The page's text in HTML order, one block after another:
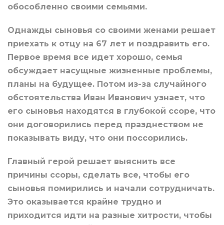
обособленно своими семьями.
Однажды сыновья со своими женами решает
приехать к отцу на 67 лет и поздравить его.
Первое время все идет хорошо, семья
обсуждает насущные жизненные проблемы,
планы на будущее. Потом из-за случайного
обстоятельства Иван Иванович узнает, что
его сыновья находятся в глубокой ссоре, что
они договорились перед празднеством не
показывать виду, что они поссорились.
Главный герой решает выяснить все
причины ссоры, сделать все, чтобы его
сыновья помирились и начали сотрудничать.
Это оказывается крайне трудно и
приходится идти на разные хитрости, чтобы